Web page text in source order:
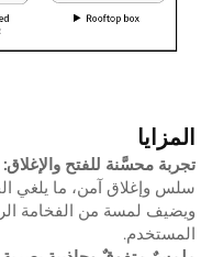
المزايا
تجربة محسَّنة للفتح والإغلاق:
سلس وإغلاق آمن، ما يلغي
ويضيف لمسة من الفخامة
المستخدم.